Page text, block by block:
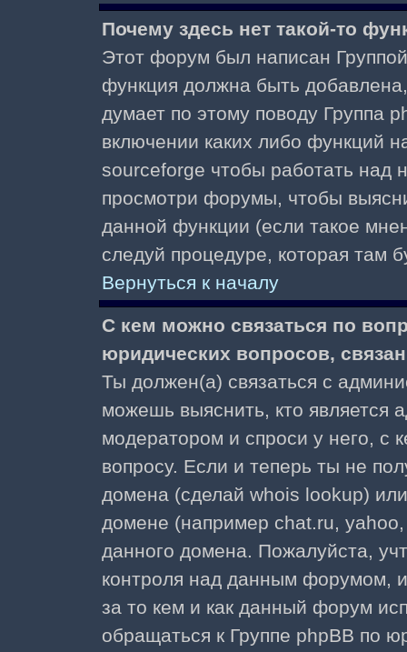
Почему здесь нет такой-то
Этот форум был написан
функция должна быть
думает по этому поводу Группа
включении каких либо функций
sourceforge чтобы работать над
просмотри форумы, чтобы
данной функции (если такое
следуй процедуре, которая там
Вернуться к началу
С кем можно связаться по
юридических вопросов,
Ты должен(а) связаться с
можешь выяснить, кто является
модератором и спроси у него, с
вопросу. Если и теперь ты не
домена (сделай whois lookup)
домене (например chat.ru,
данного домена. Пожалуйста,
контроля над данным форумом,
за то кем и как данный форум
обращаться к Группе phpBB по